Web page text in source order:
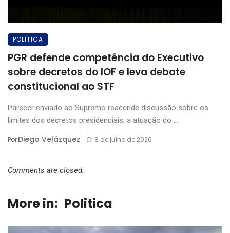
POLITICA
PGR defende competência do Executivo
sobre decretos do IOF e leva debate
constitucional ao STF
Parecer enviado ao Supremo reacende discussão sobre os
limites dos decretos presidenciais, a atuação do ...
PorDiego Velázquez 8 de julho de 2026
Comments are closed.
More in: Politica